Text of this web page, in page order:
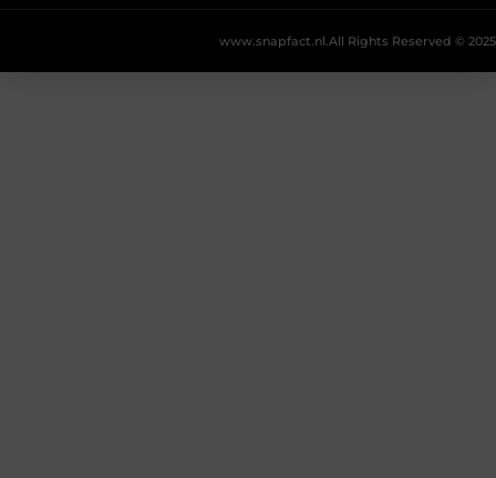
All Rights Reserved © 2025
www.snapfact.nl.